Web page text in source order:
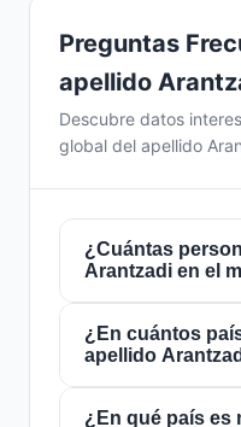
Preguntas
apellido
Descubre datos
global del apellido
¿Cuántas
Arantzadi en el
Actualmente hay
personascon el
mundo. Esto
de cada
¿En cuántos
apellido
El apellido
¿En qué país es